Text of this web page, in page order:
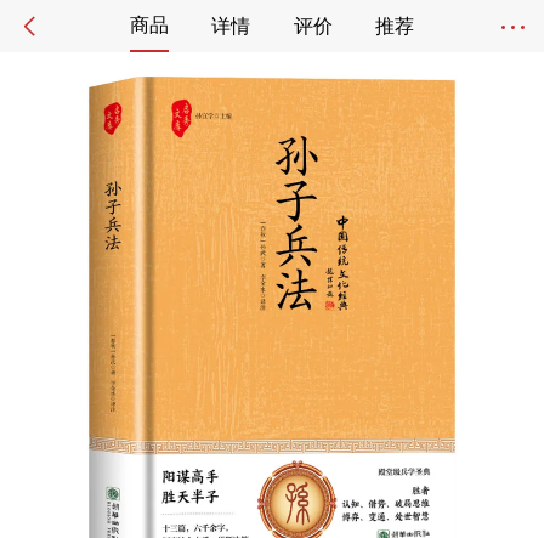
商品 详情 评价 推荐